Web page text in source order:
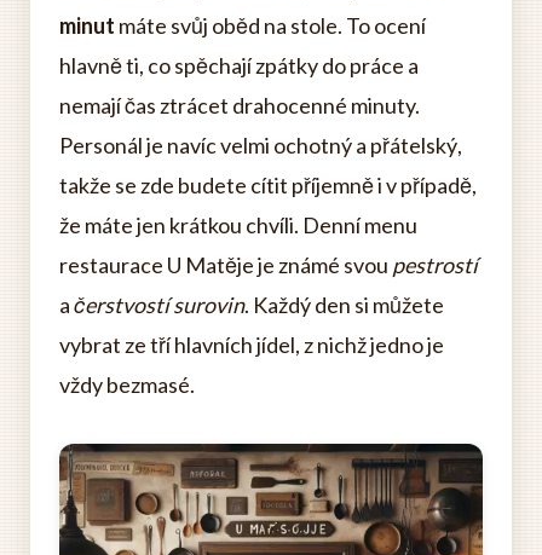
minut máte svůj oběd na stole. To ocení
hlavně ti, co spěchají zpátky do práce a
nemají čas ztrácet drahocenné minuty.
Personál je navíc velmi ochotný a přátelský,
takže se zde budete cítit příjemně i v případě,
že máte jen krátkou chvíli. Denní menu
restaurace U Matěje je známé svou pestrostí
ačerstvostí surovin. Každý den si můžete
vybrat ze tří hlavních jídel, z nichž jedno je
vždy bezmasé.